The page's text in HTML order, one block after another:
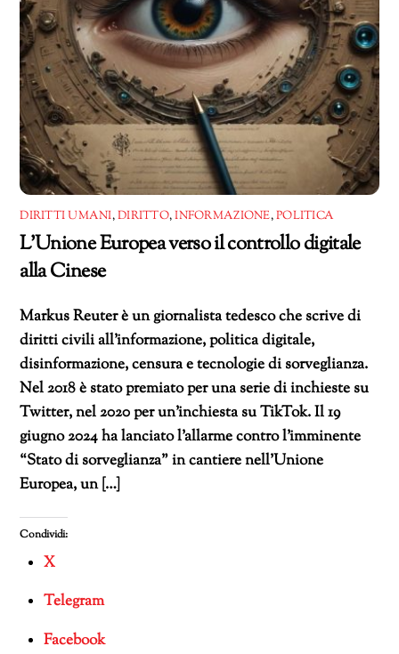
DIRITTI UMANI,DIRITTO,INFORMAZIONE,POLITICA
L’Unione Europea verso il controllo digitale
alla Cinese
Markus Reuter è un giornalista tedesco che scrive di
diritti civili all’informazione, politica digitale,
disinformazione, censura e tecnologie di sorveglianza.
Nel 2018 è stato premiato per una serie di inchieste su
Twitter, nel 2020 per un’inchiesta su TikTok. Il 19
giugno 2024 ha lanciato l’allarme contro l’imminente
“Stato di sorveglianza” in cantiere nell’Unione
Europea, un […]
Condividi:
X
Telegram
Facebook